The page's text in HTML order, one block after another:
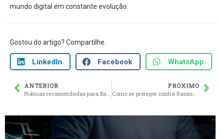
mundo digital em constante evolução.
Gostou do artigo? Compartilhe.
LinkedIn Facebook WhatsApp
ANTERIOR PRÓXIMO